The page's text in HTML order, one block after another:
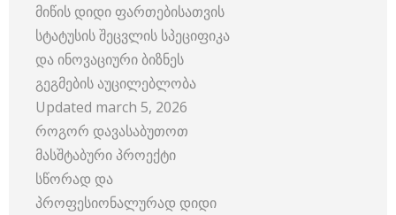
მიწის დიდი ფართებისათვის
სტატუსის შეცვლის სპეციფიკა
და ინოვაციური ბიზნეს
გეგმების აუცილებლობა
Updated march 5, 2026
როგორ დავასაბუთოთ
მასშტაბური პროექტი
სწორად და
პროფესიონალურად დიდი